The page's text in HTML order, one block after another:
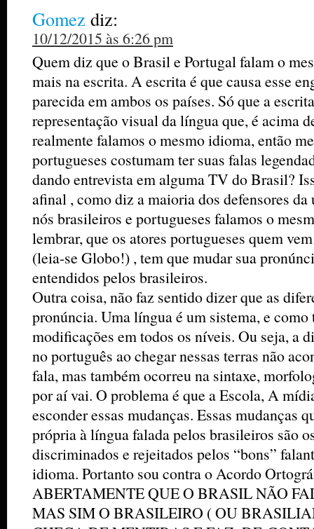
Gomez diz:
10/12/2015 às 6:26 pm
Quem diz que o Brasil e Portugal falam o
mais na escrita. A escrita é que causa esse
parecida em ambos os países. Só que a
representação visual da língua que, é acima
realmente falamos o mesmo idioma, então
portugueses costumam ter suas falas
dando entrevista em alguma TV do Brasil?
afinal , como diz a maioria dos defensores
nós brasileiros e portugueses falamos o
lembrar, que os atores portugueses quem
(leia-se Globo!) , tem que mudar sua
entendidos pelos brasileiros.
Outra coisa, não faz sentido dizer que as
pronúncia. Uma língua é um sistema, e
modificações em todos os níveis. Ou seja, a
no português ao chegar nessas terras não
fala, mas também ocorreu na sintaxe,
por aí vai. O problema é que a Escola, A
esconder essas mudanças. Essas mudanças
própria à língua falada pelos brasileiros são
discriminados e rejeitados pelos “bons”
idioma. Portanto sou contra o Acordo
ABERTAMENTE QUE O BRASIL NÃO
MAS SIM O BRASILEIRO ( OU